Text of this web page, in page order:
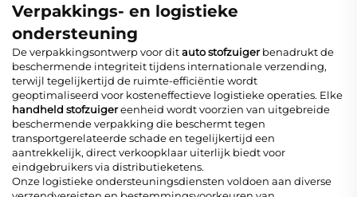
Verpakkings- en logistieke
ondersteuning
De verpakkingsontwerp voor ditauto stofzuigerbenadrukt de
beschermende integriteit tijdens internationale verzending,
terwijl tegelijkertijd de ruimte-efficiëntie wordt
geoptimaliseerd voor kosteneffectieve logistieke operaties. Elke
handheld stofzuigereenheid wordt voorzien van uitgebreide
beschermende verpakking die beschermt tegen
transportgerelateerde schade en tegelijkertijd een
aantrekkelijk, direct verkoopklaar uiterlijk biedt voor
eindgebruikers via distributieketens.
Onze logistieke ondersteuningsdiensten voldoen aan diverse